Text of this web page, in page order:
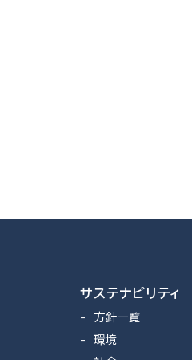
サステナビリティ
方針一覧
環境